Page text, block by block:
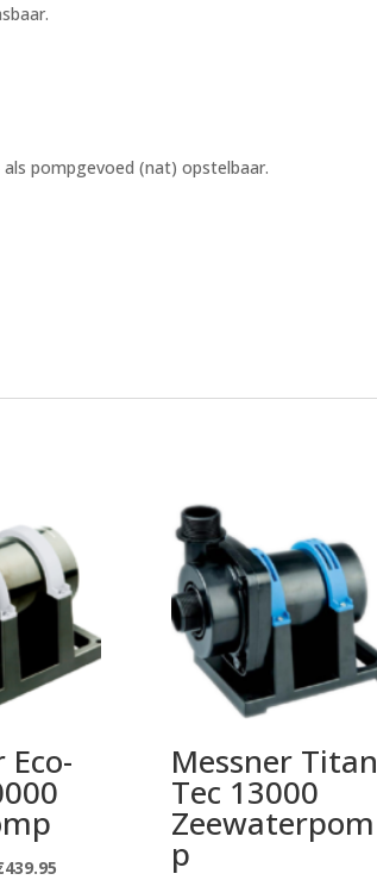
pompgevoed (nat) opstelbaar.
Eco-
439.95
Messner Titan
Tec 13000
Zeewaterpom
p